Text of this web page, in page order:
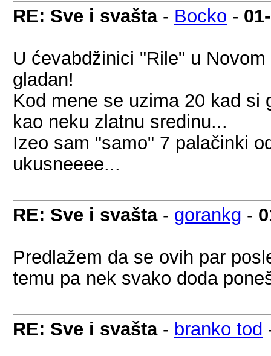
RE: Sve i svašta- Bocko -
U ćevabdžinici "Rile" u
gladan!
Kod mene se uzima 20 kad si
kao neku zlatnu sredinu...
Izeo sam "samo" 7 palačinki
ukusneeee...
RE: Sve i svašta- gorankg -
Predlažem da se ovih par
temu pa nek svako doda
RE: Sve i svašta- branko tod